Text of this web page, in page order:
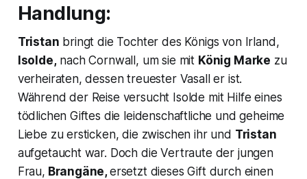
Handlung:
Tristan bringt die Tochter des Königs von Irland,
Isolde,nach Cornwall, um sie mit König Marke zu
verheiraten, dessen treuester Vasall er ist.
Während der Reise versucht Isolde mit Hilfe eines
tödlichen Giftes die leidenschaftliche und geheime
Liebe zu ersticken, die zwischen ihr und Tristan
aufgetaucht war. Doch die Vertraute der jungen
Frau, Brangäne,ersetzt dieses Gift durch einen